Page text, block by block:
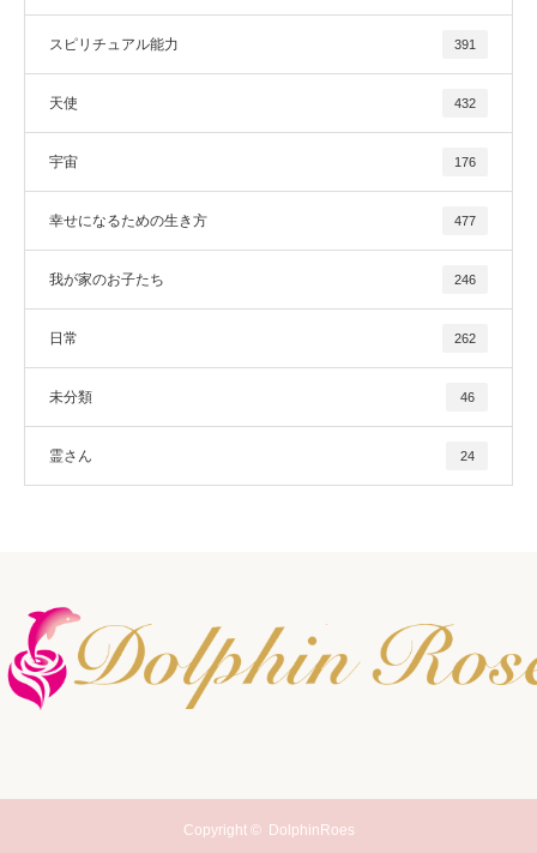
スピリチュアル能力 391
天使 432
宇宙 176
幸せになるための生き方 477
我が家のお子たち 246
日常 262
未分類 46
霊さん 24
Copyright © DolphinRoes